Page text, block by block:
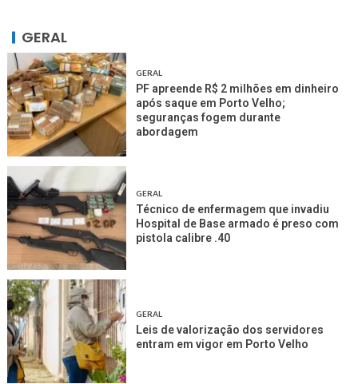
GERAL
GERAL
PF apreende R$ 2 milhões em dinheiro
após saque em Porto Velho;
seguranças fogem durante
abordagem
GERAL
Técnico de enfermagem que invadiu
Hospital de Base armado é preso com
pistola calibre .40
GERAL
Leis de valorização dos servidores
entram em vigor em Porto Velho